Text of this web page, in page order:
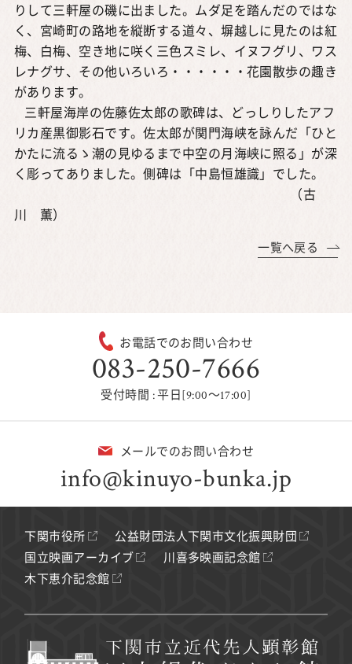
りして三軒屋の磯に出ました。ムダ足を踏んだのではな
く、宮崎町の路地を縦断する道々、塀越しに見たのは紅
梅、白梅、空き地に咲く三色スミレ、イヌフグリ、ワス
レナグサ、その他いろいろ・・・・・・花園散歩の趣き
があります。
三軒屋海岸の佐藤佐太郎の歌碑は、どっしりしたアフ
リカ産黒御影石です。佐太郎が関門海峡を詠んだ「ひと
かたに流るゝ潮の見ゆるまで中空の月海峡に照る」が深
く彫ってありました。側碑は「中島恒雄識」でした。
（古
川 薫）
一覧へ戻る
お電話でのお問い合わせ
083-250-7666
受付時間 : 平日[9:00～17:00]
メールでのお問い合わせ
info@kinuyo-bunka.jp
下関市役所
公益財団法人下関市文化振興財団
国立映画アーカイブ
川喜多映画記念館
木下恵介記念館